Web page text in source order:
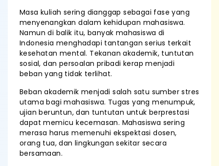
Masa kuliah sering dianggap sebagai fase yang
menyenangkan dalam kehidupan mahasiswa.
Namun di balik itu, banyak mahasiswa di
Indonesia menghadapi tantangan serius terkait
kesehatan mental. Tekanan akademik, tuntutan
sosial, dan persoalan pribadi kerap menjadi
beban yang tidak terlihat.
Beban akademik menjadi salah satu sumber stres
utama bagi mahasiswa. Tugas yang menumpuk,
ujian beruntun, dan tuntutan untuk berprestasi
dapat memicu kecemasan. Mahasiswa sering
merasa harus memenuhi ekspektasi dosen,
orang tua, dan lingkungan sekitar secara
bersamaan.